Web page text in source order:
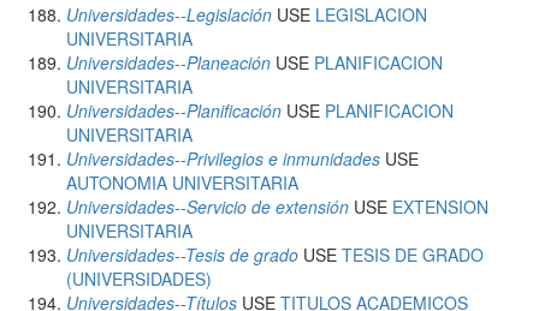
Universidades--Legislación USE LEGISLACION
UNIVERSITARIA
Universidades--Planeación USE PLANIFICACION
UNIVERSITARIA
Universidades--Planificación USE PLANIFICACION
UNIVERSITARIA
Universidades--Privilegios e inmunidades USE
AUTONOMIA UNIVERSITARIA
Universidades--Servicio de extensión USE EXTENSION
UNIVERSITARIA
Universidades--Tesis de grado USE TESIS DE GRADO
(UNIVERSIDADES)
Universidades--Títulos USE TITULOS ACADEMICOS